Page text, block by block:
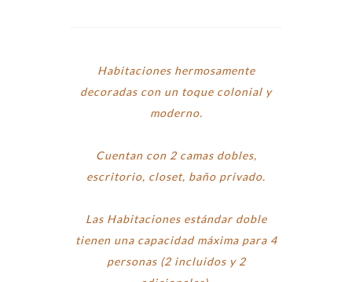
Habitaciones hermosamente
decoradas con un toque colonial y
moderno.
Cuentan con 2 camas dobles,
escritorio, closet, baño privado.
Las Habitaciones estándar doble
tienen una capacidad máxima para 4
personas (2 incluidos y 2